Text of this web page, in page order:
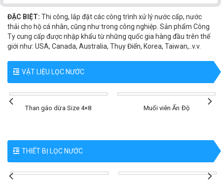
ĐẶC BIỆT: Thi công, lắp đặt các công trình xử lý nước cấp, nước
thải cho hộ cá nhân, cũng như trong công nghiệp. Sản phẩm Công
Ty cung cấp được nhập khẩu từ những quốc gia hàng đầu trên thế
giới như: USA, Canada, Australia, Thụy Điển, Korea, Taiwan,..v.v.
VẬT LIỆU LỌC NƯỚC
Than gáo dừa Size 4×8 Muối viên Ấn Độ
THIẾT BỊ LỌC NƯỚC